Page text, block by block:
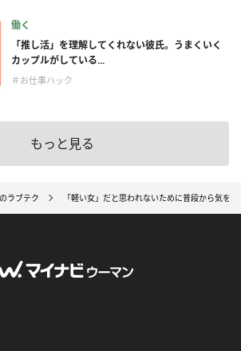
働く
「推し活」を理解してくれない彼氏。うまくいく
カップルがしている...
＃お仕事ハック
もっと見る
ラブテク 「軽い女」だと思われないために普段から気を